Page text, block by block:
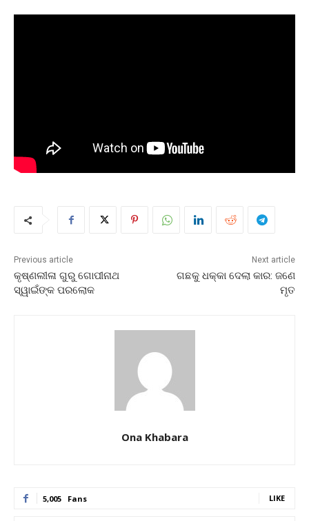
Previous article
କୃଷ୍ଣଲୀଳା ଗୁରୁ ଗୋପୀନାଥ
ସ୍ୱାଇଁଙ୍କ ପରଲୋକ
Next article
ଗଛକୁ ଧକ୍କା ଦେଲା କାର: ଜଣେ
ମୃତ
Ona Khabara
5,005 Fans LIKE